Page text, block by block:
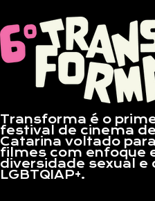
Transforma é o
festival de cinema
Catarina voltado para
filmes com enfoque
diversidade sexual e
LGBTQIAP+.